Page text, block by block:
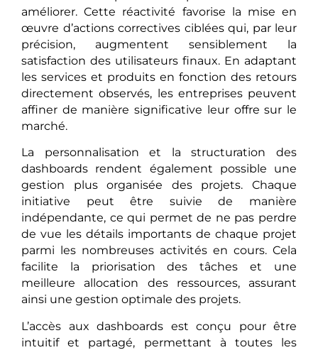
améliorer. Cette réactivité favorise la mise en
œuvre d’actions correctives ciblées qui, par leur
précision, augmentent sensiblement la
satisfaction des utilisateurs finaux. En adaptant
les services et produits en fonction des retours
directement observés, les entreprises peuvent
affiner de manière significative leur offre sur le
marché.
La personnalisation et la structuration des
dashboards rendent également possible une
gestion plus organisée des projets. Chaque
initiative peut être suivie de manière
indépendante, ce qui permet de ne pas perdre
de vue les détails importants de chaque projet
parmi les nombreuses activités en cours. Cela
facilite la priorisation des tâches et une
meilleure allocation des ressources, assurant
ainsi une gestion optimale des projets.
L’accès aux dashboards est conçu pour être
intuitif et partagé, permettant à toutes les